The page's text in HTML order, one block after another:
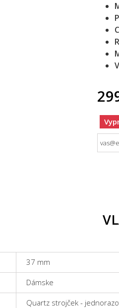
37 mm
Dámske
Quartz strojček -